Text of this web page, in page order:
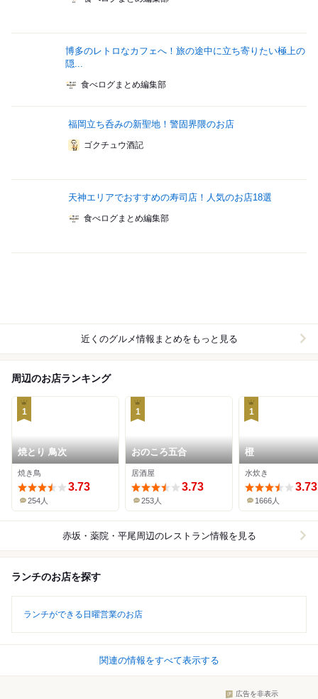
博多のレトロなカフェへ！旅の途中に立ち寄りたい極上の
隠...
食べログまとめ編集部
福岡立ち呑みの新聖地！警固界隈のお店
ゴクチュウ酒記
天神エリアでおすすめの寿司店！人気のお店18選
食べログまとめ編集部
近くのグルメ情報まとめをもっと見る
周辺のお店ランキング
1
焼とり 鳥次
焼き鳥
3.73
254人
1
おのころ五合
居酒屋
3.73
253人
1
橙
水炊き
3.73
1666人
赤坂・薬院・平尾周辺のレストラン情報を見る
ランチのお店を探す
ランチができる日曜営業のお店
関連の情報をすべて表示する
広告を非表示